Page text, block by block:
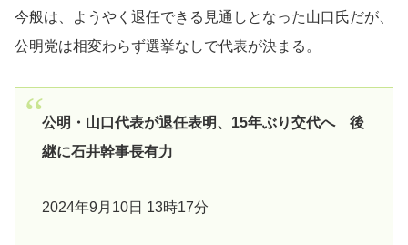
今般は、ようやく退任できる見通しとなった山口氏だが、
公明党は相変わらず選挙なしで代表が決まる。
公明・山口代表が退任表明、15年ぶり交代へ 後
継に石井幹事長有力
2024年9月10日 13時17分